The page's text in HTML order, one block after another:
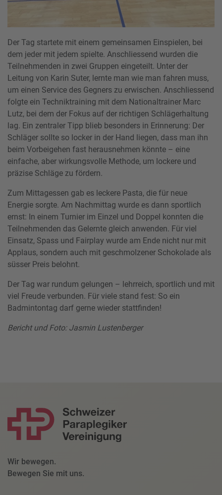
Der Tag startete mit einem gemeinsamen Einspielen, bei
dem jeder mit jedem spielte. Anschliessend wurden die
Teilnehmenden in zwei Gruppen eingeteilt. Unter der
Leitung von Karin Suter, lernte man wie man fahren muss,
um einen Service des Gegners zu erwischen. Anschliessend
folgte ein Techniktraining mit dem Nationaltrainer Marc
Lutz, bei dem der Fokus auf der richtigen Schlägerhaltung
lag. Ein zentraler Tipp blieb besonders in Erinnerung: Der
Schläger sollte so locker in der Hand liegen, dass man ihn
beim Vorbeigehen fast herausnehmen könnte – eine
einfache, aber wirkungsvolle Methode, um lockere und
präzise Schläge zu fördern.
Zum Mittagessen gab es leckere Pasta, die für neue
Energie sorgte. Am Nachmittag wurde es dann sportlich
ernst: In einem Turnier im Einzel und Doppel konnten die
Teilnehmenden das Gelernte gleich anwenden. Für viel
Einsatz, Spass und Fairplay wurde am Ende nicht nur mit
Applaus, sondern auch mit geschmolzener Schokolade als
süsser Preis belohnt.
Der Tag war rundum gelungen – lehrreich, sportlich und mit
viel Freude verbunden. Für viele stand fest: So ein
Badmintontag darf gerne wieder stattfinden!
Bericht und Foto: Jasmin Lustenberger
Wir bewegen.
Bewegen Sie mit uns.